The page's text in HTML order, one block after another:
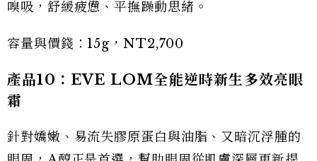
嗅吸，舒緩疲憊、平撫躁動思緒。
容量與價錢：15g，NT2,700
產品10：EVE LOM全能逆時新生多效亮眼
霜
針對嬌嫩、易流失膠原蛋白與油脂、又暗沉浮腫的